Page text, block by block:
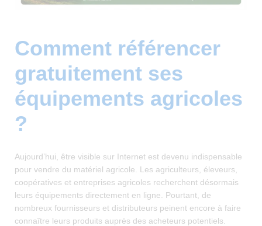
Comment référencer
gratuitement ses
équipements agricoles
?
Aujourd’hui, être visible sur Internet est devenu indispensable
pour vendre du matériel agricole. Les agriculteurs, éleveurs,
coopératives et entreprises agricoles recherchent désormais
leurs équipements directement en ligne. Pourtant, de
nombreux fournisseurs et distributeurs peinent encore à faire
connaître leurs produits auprès des acheteurs potentiels.